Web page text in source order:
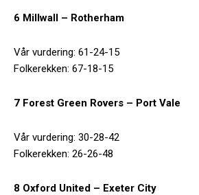
6 Millwall – Rotherham
Vår vurdering: 61-24-15
Folkerekken: 67-18-15
7 Forest Green Rovers – Port Vale
Vår vurdering: 30-28-42
Folkerekken: 26-26-48
8 Oxford United – Exeter City